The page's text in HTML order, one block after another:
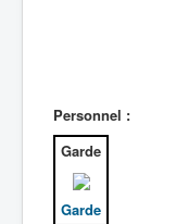
Personnel :
Garde
Garde